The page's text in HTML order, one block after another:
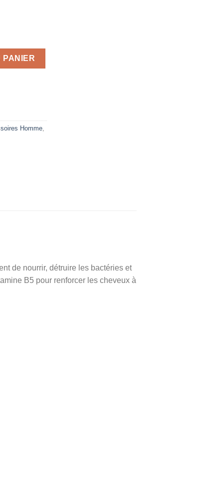
200 ml
PANIER
Homme
de nourrir, détruire les bactéries et
B5 pour renforcer les cheveux à